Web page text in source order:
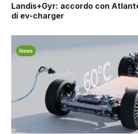
Landis+Gyr: accordo con
di ev-charger
News